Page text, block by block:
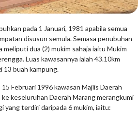
pada 1 Januari, 1981 apabila semua
disusun semula. Semasa penubuhan
meliputi dua (2) mukim sahaja iaitu Mukim
Luas kawasannya ialah 43.10km
13 buah kampung.
Februari 1996 kawasan Majlis Daerah
keseluruhan Daerah Marang merangkumi
yang terdiri daripada 6 mukim, iaitu: